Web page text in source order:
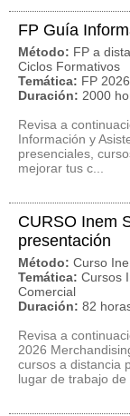
FP Guía
Método: FP a
Ciclos Formativos
Temática: FP 2026
Duración: 2000
Revisa a
Información y
presenciales,
mejorar tus c...
CURSO Inem
presentación
Método: Curso
Temática: Cursos
Comercial
Duración: 82
Revisa a
2026
cursos a distancia
lugar de trabajo de